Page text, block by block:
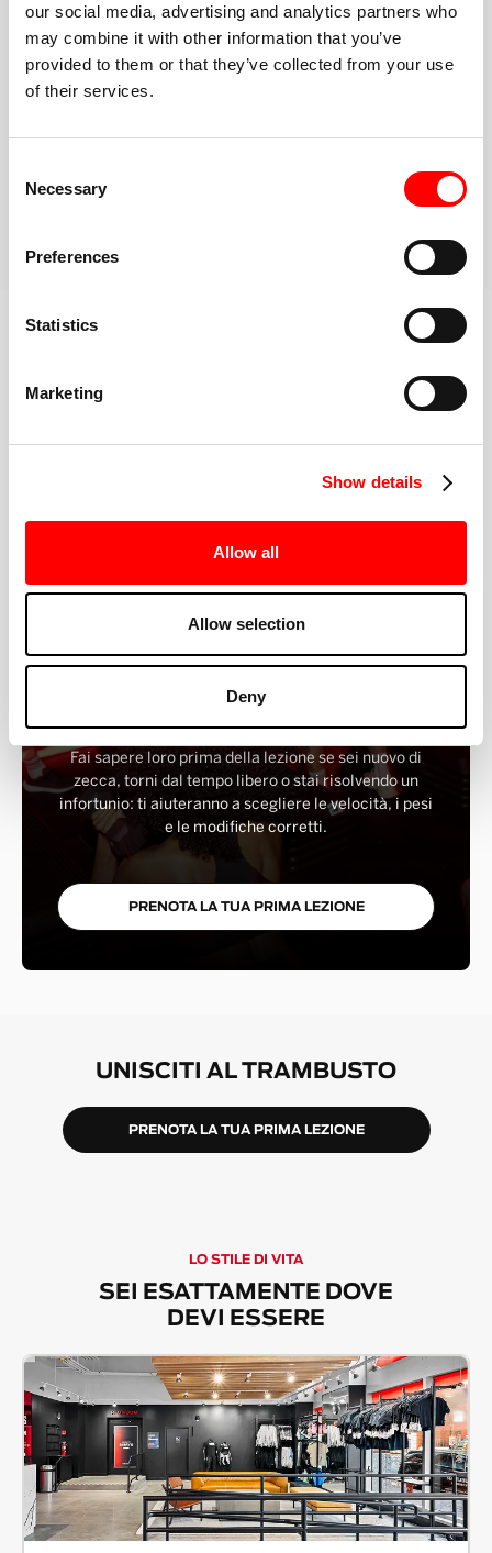
our social media, advertising and analytics partners who
may combine it with other information that you’ve
provided to them or that they’ve collected from your use
of their services.
Selection
Necessary
Preferences
Statistics
Marketing
Show details
Allow all
Allow selection
Deny
Segui il tuo ritmo
Cammina, fai jogging o corri. Solleva più leggero o
più pesante. Le opzioni e le modifiche sono sempre
disponibili.
Comunità inclusiva e ad alta energia
un'intera comunità per mantenerti motivato
ISTRUTTORI DI FITNESS
Sei nuovo da Barry's? Sei in buone mani. I nostri
istruttori seguono ogni intervallo, offrono opzioni per
ogni livello e ti aiutano a sentirti subito sicuro di te.
Fai sapere loro prima della lezione se sei nuovo di
zecca, torni dal tempo libero o stai risolvendo un
infortunio: ti aiuteranno a scegliere le velocità, i pesi
e le modifiche corretti.
PRENOTA LA TUA PRIMA LEZIONE
UNISCITI AL TRAMBUSTO
PRENOTA LA TUA PRIMA LEZIONE
LO STILE DI VITA
SEI ESATTAMENTE DOVE
DEVI ESSERE